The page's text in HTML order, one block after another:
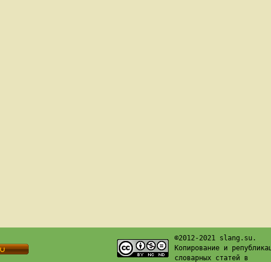
©2012-2021 slang.su.
Копирование и
словарных статей в